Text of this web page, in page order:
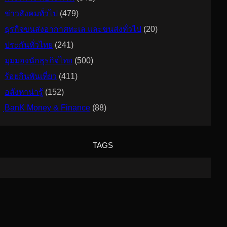
ข่าวสังคมทั่วไป (479)
ธุรกิจขนส่งอากาศทะเล และขนส่งทั่วไป (20)
ประกันทั่วไทย (241)
มุมมองนักธุรกิจไทย (500)
ร้อยกินพันเที่ยว (411)
อสังหาน่ารู้ (152)
ฺBanK Money & Finance (88)
TAGS